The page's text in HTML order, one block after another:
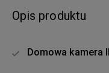
Opis produktu
Domowa kamera